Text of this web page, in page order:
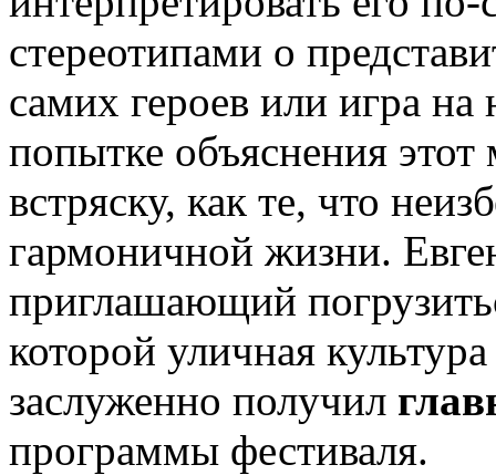
стереотипами о
самих героев или игра
попытке объяснения
встряску, как те, что
гармоничной жизни.
приглашающий
которой уличная
заслуженно получил
программы фестиваля.